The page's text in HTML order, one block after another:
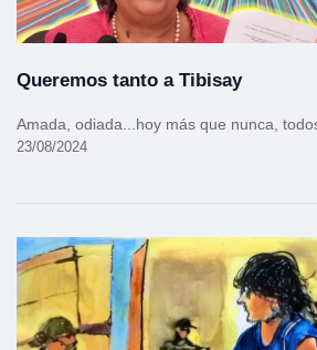
Queremos tanto a Tibisay
Amada, odiada...hoy más que nunca,
23/08/2024